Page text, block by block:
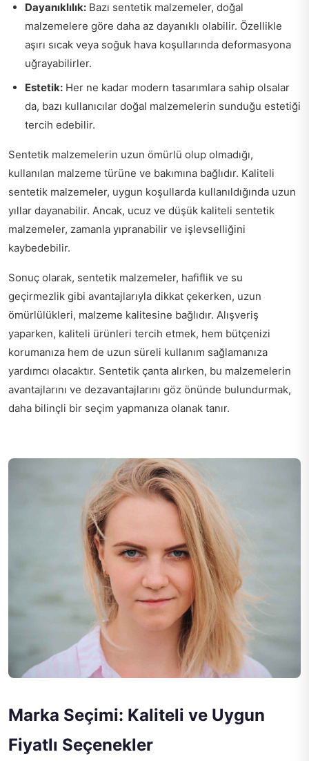
Dayanıklılık: Bazı sentetik malzemeler, doğal
malzemelere göre daha az dayanıklı olabilir. Özellikle
aşırı sıcak veya soğuk hava koşullarında deformasyona
uğrayabilirler.
Estetik: Her ne kadar modern tasarımlara sahip olsalar
da, bazı kullanıcılar doğal malzemelerin sunduğu estetiği
tercih edebilir.
Sentetik malzemelerin uzun ömürlü olup olmadığı,
kullanılan malzeme türüne ve bakımına bağlıdır. Kaliteli
sentetik malzemeler, uygun koşullarda kullanıldığında uzun
yıllar dayanabilir. Ancak, ucuz ve düşük kaliteli sentetik
malzemeler, zamanla yıpranabilir ve işlevselliğini
kaybedebilir.
Sonuç olarak, sentetik malzemeler, hafiflik ve su
geçirmezlik gibi avantajlarıyla dikkat çekerken, uzun
ömürlülükleri, malzeme kalitesine bağlıdır. Alışveriş
yaparken, kaliteli ürünleri tercih etmek, hem bütçenizi
korumanıza hem de uzun süreli kullanım sağlamanıza
yardımcı olacaktır. Sentetik çanta alırken, bu malzemelerin
avantajlarını ve dezavantajlarını göz önünde bulundurmak,
daha bilinçli bir seçim yapmanıza olanak tanır.
Marka Seçimi: Kaliteli ve Uygun
Fiyatlı Seçenekler